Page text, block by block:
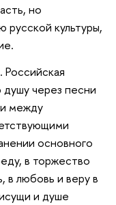
но
культуры,
Российская
душу через песни
между
основного
в торжество
в любовь и веру в
и душе